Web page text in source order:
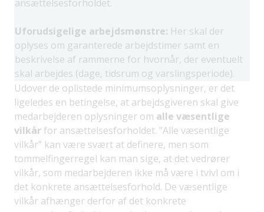
ansættelsesforholdet.
Uforudsigelige arbejdsmønstre: Her skal der
oplyses om garanterede arbejdstimer samt en
beskrivelse af rammerne for hvornår, der eventuelt
skal arbejdes (dage, tidsrum og varslingsperiode).
Udover de oplistede minimumsoplysninger, er det
ligeledes en betingelse, at arbejdsgiveren skal give
medarbejderen oplysninger om alle væsentlige
vilkårfor ansættelsesforholdet. ”Alle væsentlige
vilkår” kan være svært at definere, men som
tommelfingerregel kan man sige, at det vedrører
vilkår, som medarbejderen ikke må være i tvivl om i
det konkrete ansættelsesforhold. De væsentlige
vilkår afhænger derfor af det konkrete